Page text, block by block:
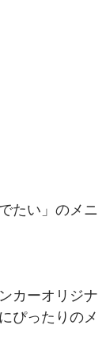
たい」のメニ
カーオリジナ
ぴったりのメ